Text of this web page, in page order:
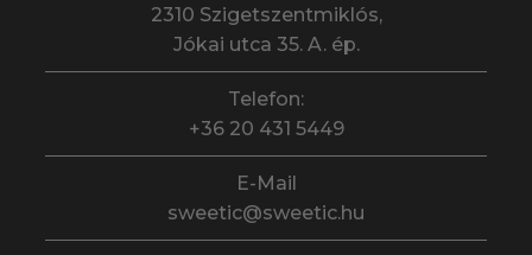
2310 Szigetszentmiklós,
Jókai utca 35. A. ép.
Telefon:
+36 20 431 5449
E-Mail
sweetic@sweetic.hu